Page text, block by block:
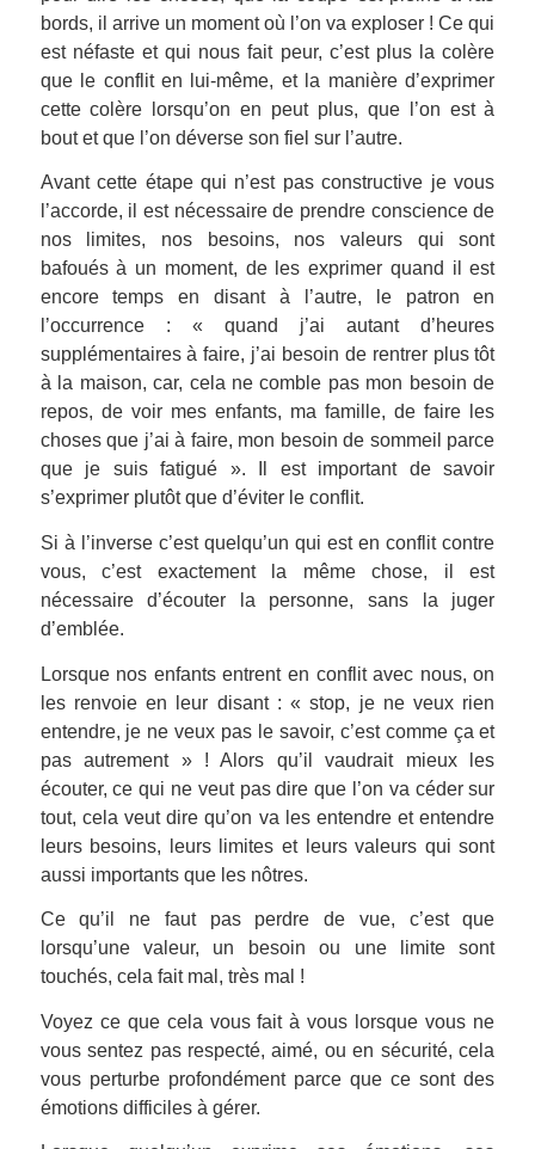
bords, il arrive un moment où l’on va exploser ! Ce qui
est néfaste et qui nous fait peur, c’est plus la colère
que le conflit en lui-même, et la manière d’exprimer
cette colère lorsqu’on en peut plus, que l’on est à
bout et que l’on déverse son fiel sur l’autre.
Avant cette étape qui n’est pas constructive je vous
l’accorde, il est nécessaire de prendre conscience de
nos limites, nos besoins, nos valeurs qui sont
bafoués à un moment, de les exprimer quand il est
encore temps en disant à l’autre, le patron en
l’occurrence : « quand j’ai autant d’heures
supplémentaires à faire, j’ai besoin de rentrer plus tôt
à la maison, car, cela ne comble pas mon besoin de
repos, de voir mes enfants, ma famille, de faire les
choses que j’ai à faire, mon besoin de sommeil parce
que je suis fatigué ». Il est important de savoir
s’exprimer plutôt que d’éviter le conflit.
Si à l’inverse c’est quelqu’un qui est en conflit contre
vous, c’est exactement la même chose, il est
nécessaire d’écouter la personne, sans la juger
d’emblée.
Lorsque nos enfants entrent en conflit avec nous, on
les renvoie en leur disant : « stop, je ne veux rien
entendre, je ne veux pas le savoir, c’est comme ça et
pas autrement » ! Alors qu’il vaudrait mieux les
écouter, ce qui ne veut pas dire que l’on va céder sur
tout, cela veut dire qu’on va les entendre et entendre
leurs besoins, leurs limites et leurs valeurs qui sont
aussi importants que les nôtres.
Ce qu’il ne faut pas perdre de vue, c’est que
lorsqu’une valeur, un besoin ou une limite sont
touchés, cela fait mal, très mal !
Voyez ce que cela vous fait à vous lorsque vous ne
vous sentez pas respecté, aimé, ou en sécurité, cela
vous perturbe profondément parce que ce sont des
émotions difficiles à gérer.